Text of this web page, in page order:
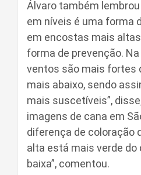
Álvaro também
em níveis é uma forma
em encostas mais
forma de prevenção.
ventos são mais fortes
mais abaixo, sendo
mais suscetíveis”,
imagens de cana em
diferença de coloração
alta está mais verde do
baixa”, comentou.